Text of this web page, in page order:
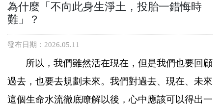
為什麼「不向此身生淨土，投胎一錯悔時
難」？
發布日期：2026.05.11
所以，我們雖然活在現在，但是我們也要回顧
過去，也要去規劃未來。我們對過去、現在、未來
這個生命水流徹底瞭解以後，心中應該可以得出一